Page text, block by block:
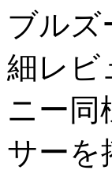
ブルズ
細レビ
ニー同
サーを